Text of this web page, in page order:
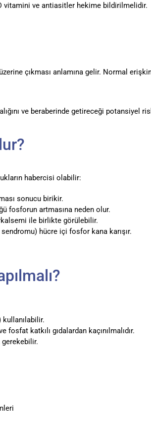
vitamini ve antiasitler hekime bildirilmelidir.
çıkması anlamına gelir. Normal
ve beraberinde getireceği potansiyel
habercisi olabilir:
sonucu birikir.
fosforun artmasına neden olur.
ile birlikte görülebilir.
hücre içi fosfor kana karışır.
katkılı gıdalardan kaçınılmalıdır.
gerekebilir.